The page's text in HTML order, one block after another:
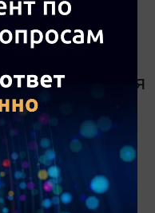
а также
со дня
передачи
эти сроки